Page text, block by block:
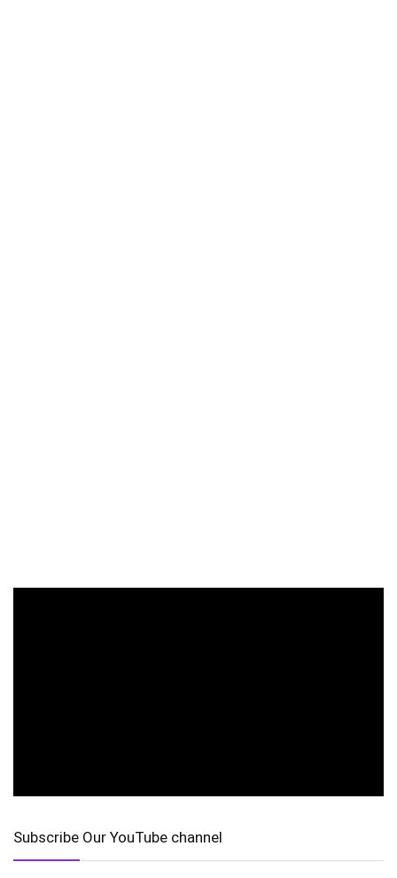
Subscribe Our YouTube channel